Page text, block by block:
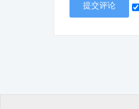
提交评论